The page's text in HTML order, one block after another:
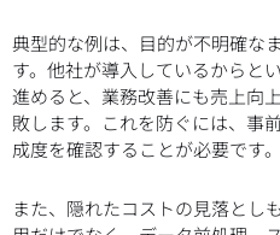
典型的な例は、目的が不明確な
す。他社が導入しているからと
進めると、業務改善にも売上向
敗します。これを防ぐには、事
成度を確認することが必要です。
また、隠れたコストの見落とし